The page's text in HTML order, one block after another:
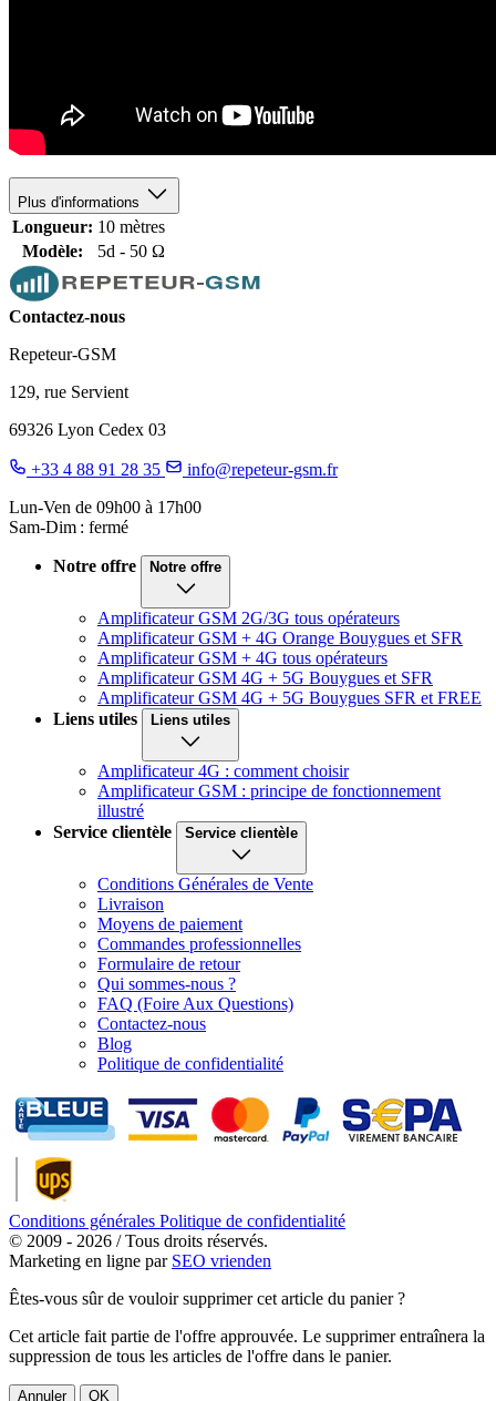
Plus d'informations
Longueur: 10 mètres
Modèle:
5d - 50 Ω
Contactez-nous
Repeteur-GSM
129, rue Servient
69326 Lyon Cedex 03
+33 4 88 91 28 35
info@repeteur-gsm.fr
Lun-Ven de 09h00 à 17h00
Sam-Dim : fermé
Notre offre Notre offre
Amplificateur GSM 2G/3G tous opérateurs
Amplificateur GSM + 4G Orange Bouygues et SFR
Amplificateur GSM + 4G tous opérateurs
Amplificateur GSM 4G + 5G Bouygues et SFR
Amplificateur GSM 4G + 5G Bouygues SFR et FREE
Liens utiles
Liens utiles
Amplificateur 4G : comment choisir
Amplificateur GSM : principe de fonctionnement
illustré
Service clientèle
Service clientèle
Conditions Générales de Vente
Livraison
Moyens de paiement
Commandes professionnelles
Formulaire de retour
Qui sommes-nous ?
FAQ (Foire Aux Questions)
Contactez-nous
Blog
Politique de confidentialité
Conditions générales Politique de confidentialité
© 2009 - 2026 / Tous droits réservés.
Marketing en ligne par SEO vrienden
Êtes-vous sûr de vouloir supprimer cet article du panier ?
Cet article fait partie de l'offre approuvée. Le supprimer entraînera la
suppression de tous les articles de l'offre dans le panier.
Annuler OK